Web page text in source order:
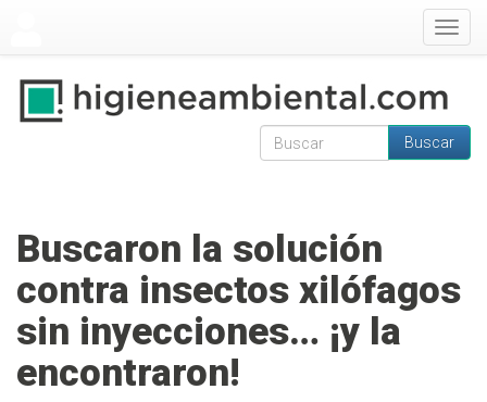
Formulario de
Buscar
Buscaron la solución
contra insectos xilófagos
sin inyecciones… ¡y la
encontraron!